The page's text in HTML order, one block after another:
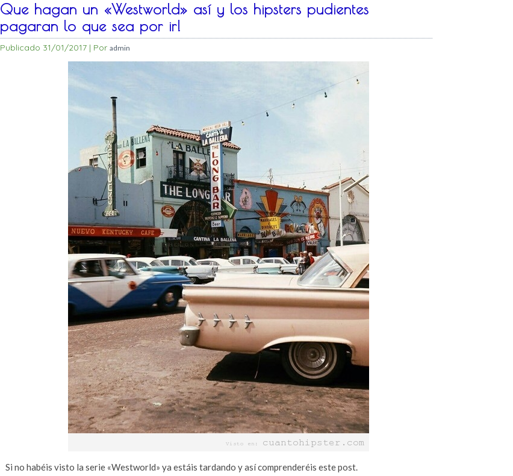
Que hagan un «Westworld» así y los hipsters pudientes
pagaran lo que sea por ir!
Publicado 31/01/2017| Por admin
Si no habéis visto la serie «Westworld» ya estáis tardando y así comprenderéis este post.